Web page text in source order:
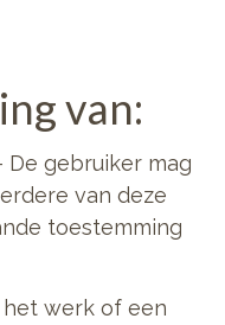
van:
De gebruiker mag
van deze
toestemming
werk of een